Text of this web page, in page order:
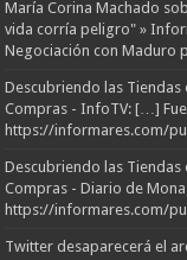
María Corina Machado
vida corría peligro" »
Negociación con Maduro
Descubriendo las Tiendas
Compras - InfoTV: […]
https://informares.com/
Descubriendo las Tiendas
Compras - Diario de
https://informares.com/
Twitter desaparecerá el